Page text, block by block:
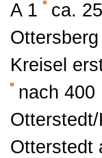
A 1
ca.
Kreisel
nach 400
Otterstedt